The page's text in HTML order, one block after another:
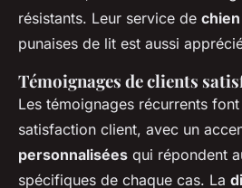
résistants. Leur service de
punaises de lit est aussi
Témoignages de clients
Les témoignages récurrents
satisfaction client, avec un
personnalisées qui répondent
spécifiques de chaque cas. La